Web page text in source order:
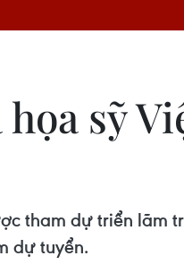
sỹ
tham dự triển
dự tuyển.